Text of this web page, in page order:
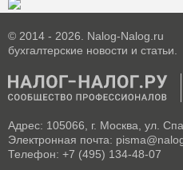
© 2014 - 2026. Nalog-Nalog.ru
бухгалтерские новости и статьи.
Адрес: 105066, г. Москва, ул.
Электронная почта:
Телефон: +7 (495) 134-48-07